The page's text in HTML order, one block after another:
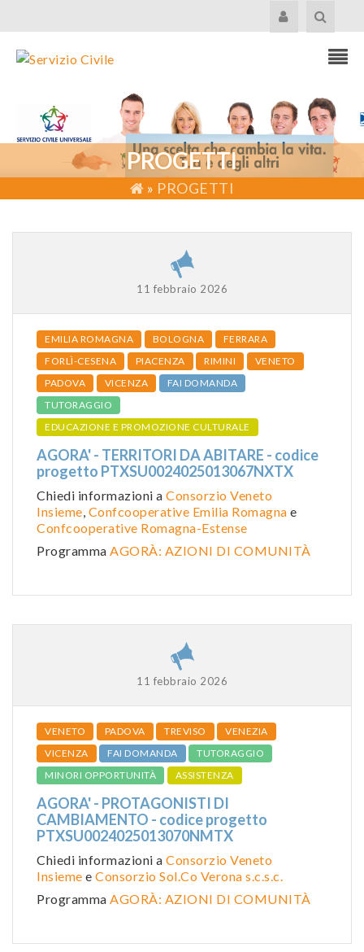
PROGETTI
» PROGETTI
11 febbraio 2026
EMILIA ROMAGNA BOLOGNA
FERRARA
FORLÌ-CESENA
PIACENZA RIMINI
VENETO
PADOVA
VICENZA
FAI DOMANDA
TUTORAGGIO
EDUCAZIONE E PROMOZIONE CULTURALE
AGORA' - TERRITORI DA ABITARE - codice
progetto PTXSU0024025013067NXTX
Chiedi informazioni a Consorzio Veneto
Insieme, Confcooperative Emilia Romagna e
Confcooperative Romagna-Estense
Programma AGORÀ: AZIONI DI COMUNITÀ
11 febbraio 2026
VENETO PADOVA TREVISO
VENEZIA
VICENZA
FAI DOMANDA
TUTORAGGIO
MINORI OPPORTUNITÀ
ASSISTENZA
AGORA' - PROTAGONISTI DI
CAMBIAMENTO - codice progetto
PTXSU0024025013070NMTX
Chiedi informazioni a Consorzio Veneto
Insieme e Consorzio Sol.Co Verona s.c.s.c.
Programma AGORÀ: AZIONI DI COMUNITÀ